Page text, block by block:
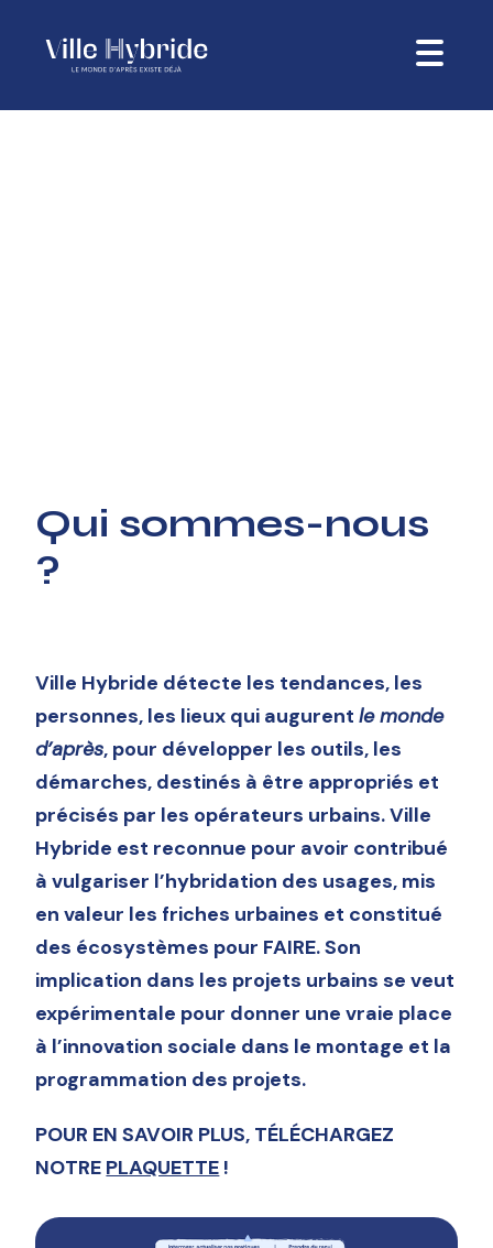
Qui sommes-nous
?
Ville Hybride détecte les tendances, les
personnes, les lieux qui augurentle monde
d’après, pour développer les outils, les
démarches, destinés à être appropriés et
précisés par les opérateurs urbains. Ville
Hybride est reconnue pour avoir contribué
à vulgariser l’hybridation des usages, mis
en valeur les friches urbaines et constitué
des écosystèmes pour FAIRE. Son
implication dans les projets urbains se veut
expérimentale pour donner une vraie place
à l’innovation sociale dans le montage et la
programmation des projets.
POUR EN SAVOIR PLUS, TÉLÉCHARGEZ
NOTRE PLAQUETTE !